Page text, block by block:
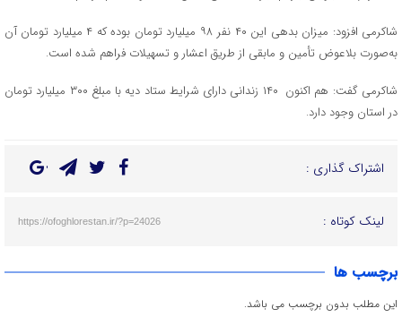
شاکرمی افزود: میزان بدهی این ۴۰ نفر ۹۸ میلیارد تومان بوده که ۴ میلیارد تومان آن
به‌صورت بلاعوض تأمین و مابقی از طریق اعشار و تسهیلات فراهم شده است.
شاکرمی گفت: هم اکنون ۱۴۰ زندانی دارای شرایط ستاد دیه با مبلغ ۳۰۰ میلیارد تومان
در استان وجود دارد.
اشتراک گذاری :
لینک کوتاه : https://ofoghlorestan.ir/?p=24026
برچسب ها
این مطلب بدون برچسب می باشد.